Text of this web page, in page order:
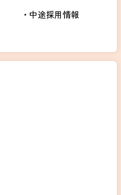
中途採用情報